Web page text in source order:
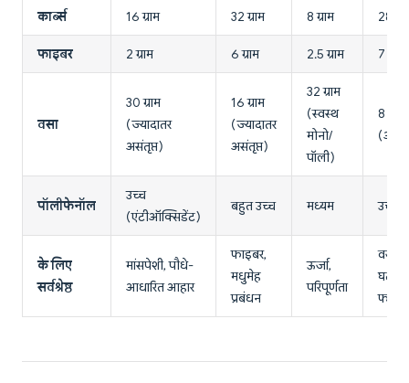
कार्ब्स 16 ग्राम 32 ग्राम 8 ग्राम 28
फाइबर 2 ग्राम 6 ग्राम 2.5 ग्राम 7 ग्राम
वसा
30 ग्राम
(ज्यादातर
असंतृप्त)
16 ग्राम
(ज्यादातर
असंतृप्त)
32 ग्राम
(स्वस्थ
मोनो/
पॉली)
8 ग्राम
पॉलीफेनॉल
उच्च
(एंटीऑक्सिडेंट)
बहुत उच्च मध्यम उच्च
के लिए
सर्वश्रेष्ठ
मांसपेशी, पौधे-
आधारित आहार
फाइबर,
मधुमेह
प्रबंधन
ऊर्जा,
परिपूर्णता
वजन
घटाना,